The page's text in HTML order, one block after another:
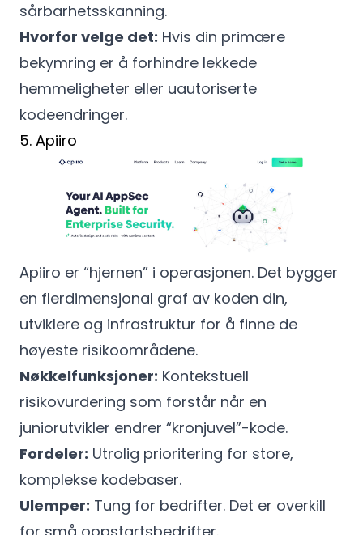
sårbarhetsskanning.
Hvorfor velge det: Hvis din primære
bekymring er å forhindre lekkede
hemmeligheter eller uautoriserte
kodeendringer.
5. Apiiro
Apiiro er “hjernen” i operasjonen. Det bygger
en flerdimensjonal graf av koden din,
utviklere og infrastruktur for å finne de
høyeste risikoområdene.
Nøkkelfunksjoner: Kontekstuell
risikovurdering som forstår når en
juniorutvikler endrer “kronjuvel”-kode.
Fordeler: Utrolig prioritering for store,
komplekse kodebaser.
Ulemper: Tung for bedrifter. Det er overkill